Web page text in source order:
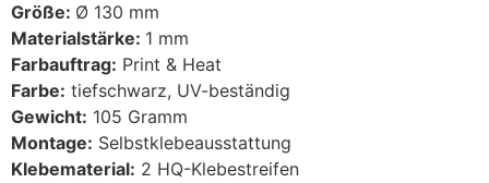
Größe: Ø 130 mm
Materialstärke: 1 mm
Farbauftrag: Print & Heat
Farbe: tiefschwarz, UV-beständig
Gewicht: 105 Gramm
Montage: Selbstklebeausstattung
Klebematerial: 2 HQ-Klebestreifen